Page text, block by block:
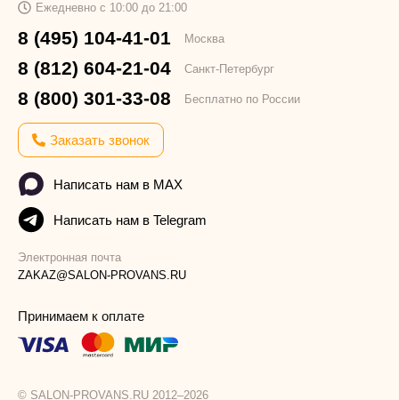
Ежедневно с 10:00 до 21:00
8 (495) 104-41-01 Москва
8 (812) 604-21-04 Санкт-Петербург
8 (800) 301-33-08 Бесплатно по России
Заказать звонок
Написать нам в MAX
Написать нам в Telegram
Электронная почта
ZAKAZ@SALON-PROVANS.RU
Принимаем к оплате
© SALON-PROVANS.RU 2012–2026